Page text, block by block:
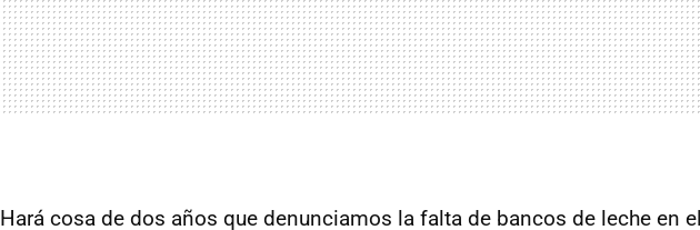
Hará cosa de dos años que denunciamos la falta de bancos de leche en